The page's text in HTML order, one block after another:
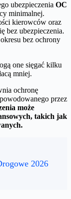
ubezpieczenia OC
minimalnej.
kierowców oraz
bez ubezpieczenia.
bez ochrony
one sięgać kilku
mniej.
ochronę
przez
może
takich jak
2026